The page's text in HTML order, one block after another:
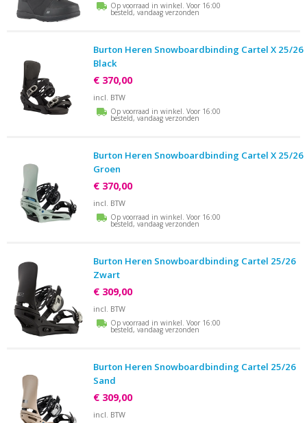
Op voorraad in winkel. Voor 16:00
besteld, vandaag verzonden
Burton Heren Snowboardbinding Cartel X 25/26
Black
€ 370,00
incl. BTW
Op voorraad in winkel. Voor 16:00
besteld, vandaag verzonden
Burton Heren Snowboardbinding Cartel X 25/26
Groen
€ 370,00
incl. BTW
Op voorraad in winkel. Voor 16:00
besteld, vandaag verzonden
Burton Heren Snowboardbinding Cartel 25/26
Zwart
€ 309,00
incl. BTW
Op voorraad in winkel. Voor 16:00
besteld, vandaag verzonden
Burton Heren Snowboardbinding Cartel 25/26
Sand
€ 309,00
incl. BTW